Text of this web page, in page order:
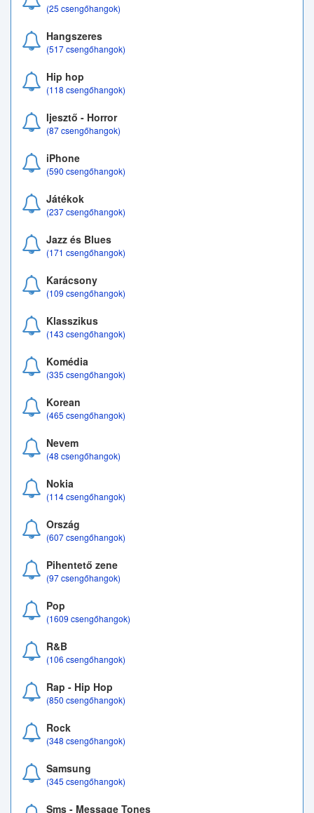
(25 csengőhangok)
Hangszeres
(517 csengőhangok)
Hip hop
(118 csengőhangok)
Ijesztő - Horror
(87 csengőhangok)
iPhone
(590 csengőhangok)
Játékok
(237 csengőhangok)
Jazz és Blues
(171 csengőhangok)
Karácsony
(109 csengőhangok)
Klasszikus
(143 csengőhangok)
Komédia
(335 csengőhangok)
Korean
(465 csengőhangok)
Nevem
(48 csengőhangok)
Nokia
(114 csengőhangok)
Ország
(607 csengőhangok)
Pihentető zene
(97 csengőhangok)
Pop
(1609 csengőhangok)
R&B
(106 csengőhangok)
Rap - Hip Hop
(850 csengőhangok)
Rock
(348 csengőhangok)
Samsung
(345 csengőhangok)
Sms - Message Tones